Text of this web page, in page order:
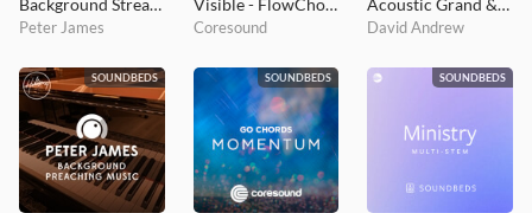
Background Streaming Music 2
Peter James
Visible - FlowChords
Coresound
Acoustic Grand & Strings Soundbed
David Andrew
SOUNDBEDS SOUNDBEDS SOUNDBEDS